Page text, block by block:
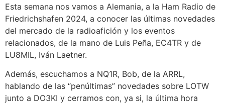
LINK
EMBED
Esta semana nos vamos a Alemania, a la Ham Radio de
Friedrichshafen 2024, a conocer las últimas novedades
del mercado de la radioafición y los eventos
relacionados, de la mano de Luis Peña, EC4TR y de
LU8MIL, Iván Laetner.
Además, escuchamos a NQ1R, Bob, de la ARRL,
hablando de las “penúltimas” novedades sobre LOTW
junto a DO3KI y cerramos con, ya si, la última hora